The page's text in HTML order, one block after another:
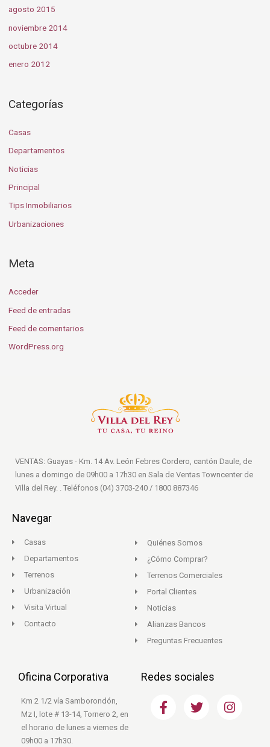
agosto 2015
noviembre 2014
octubre 2014
enero 2012
Categorías
Casas
Departamentos
Noticias
Principal
Tips Inmobiliarios
Urbanizaciones
Meta
Acceder
Feed de entradas
Feed de comentarios
WordPress.org
VENTAS: Guayas - Km. 14 Av. León Febres Cordero, cantón Daule, de
lunes a domingo de 09h00 a 17h30 en Sala de Ventas Towncenter de
Villa del Rey. . Teléfonos (04) 3703-240 / 1800 887346
Navegar
Casas
Departamentos
Terrenos
Urbanización
Visita Virtual
Contacto
Quiénes Somos
¿Cómo Comprar?
Terrenos Comerciales
Portal Clientes
Noticias
Alianzas Bancos
Preguntas Frecuentes
Oficina Corporativa
Km 2 1/2 vía Samborondón,
Mz I, lote # 13-14, Tornero 2, en
el horario de lunes a viernes de
09h00 a 17h30.
Redes sociales
F
a
T
w
I
n